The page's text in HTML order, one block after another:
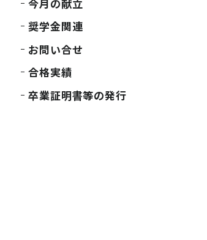
今月の献立
奨学金関連
お問い合せ
合格実績
卒業証明書等の発行